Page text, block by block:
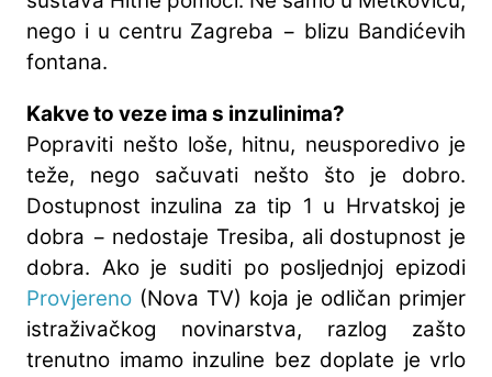
nego i u centru Zagreba − blizu Bandićevih
fontana.
Kakve to veze ima s inzulinima?
Popraviti nešto loše, hitnu, neusporedivo je
teže, nego sačuvati nešto što je dobro.
Dostupnost inzulina za tip 1 u Hrvatskoj je
dobra − nedostaje Tresiba, ali dostupnost je
dobra. Ako je suditi po posljednjoj epizodi
Provjereno (Nova TV) koja je odličan primjer
istraživačkog novinarstva, razlog zašto
trenutno imamo inzuline bez doplate je vrlo